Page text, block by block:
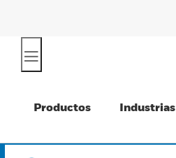
Productos Industrias